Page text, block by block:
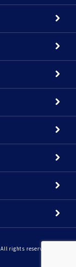
rights reserved.